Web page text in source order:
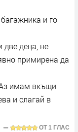
и го
две деца, не
примирена да
имам вкъщи
и слагай в
ОТ1 ГЛАС